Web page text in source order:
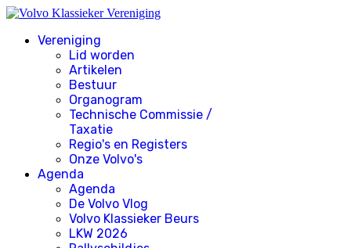
Vereniging
Lid worden
Artikelen
Bestuur
Organogram
Technische Commissie /
Taxatie
Regio's en Registers
Onze Volvo's
Agenda
Agenda
De Volvo Vlog
Volvo Klassieker Beurs
LKW 2026